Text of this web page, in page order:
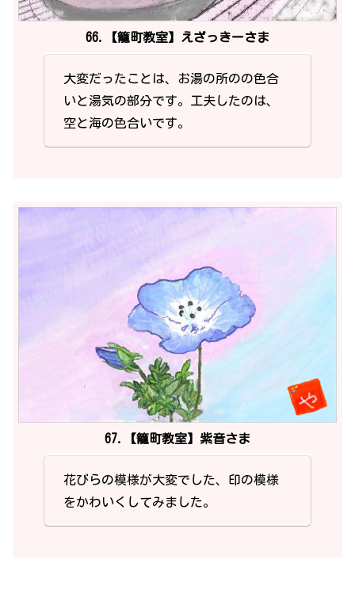
66.【籠町教室】えざっきーさま
大変だったことは、お湯の所のの色合
いと湯気の部分です。工夫したのは、
空と海の色合いです。
67.【籠町教室】紫音さま
花びらの模様が大変でした、印の模様
をかわいくしてみました。